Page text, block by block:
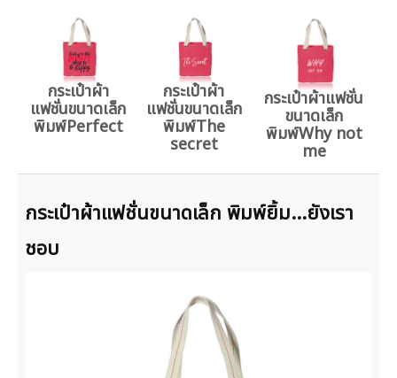
กระเป๋าผ้า
แฟชั่นขนาดเล็ก
พิมพ์Perfect
กระเป๋าผ้า
แฟชั่นขนาดเล็ก
พิมพ์The
secret
กระเป๋าผ้าแฟชั่น
ขนาดเล็ก
พิมพ์Why not
me
กระเป๋าผ้าแฟชั่นขนาดเล็ก พิมพ์ยิ้ม...ยังเรา
ชอบ